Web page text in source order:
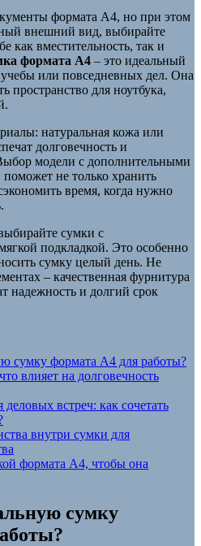
формата А4, но при этом
внешний вид, выбирайте
как вместительность, так и
формата А4 – это идеальный
или повседневных дел. Она
пространство для ноутбука,
натуральная кожа или
долговечность и
модели с дополнительными
не только хранить
время, когда нужно
сумки с
подкладкой. Это особенно
сумку целый день. Не
– качественная фурнитура
надежность и долгий срок
сумку формата А4 для работы?
влияет на долговечность
встреч: как сочетать
внутри сумки для
формата А4, чтобы она
сумку